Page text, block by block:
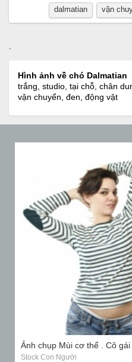
dalmatian vận
Hình ảnh về chó Dalmatian
trắng, studio, tại chỗ, chân
vận chuyển, đen, động vật
Ảnh chụp Mùi cơ thể . Cô
Stock Con Người